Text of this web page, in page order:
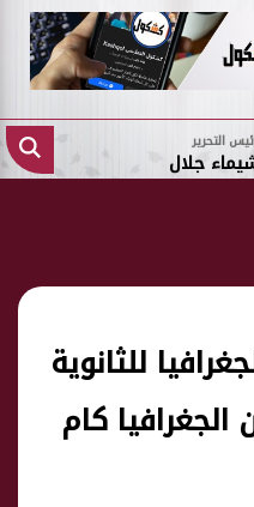
التحرير
جلال
للثانوية
امتحان الجغرافيا كام